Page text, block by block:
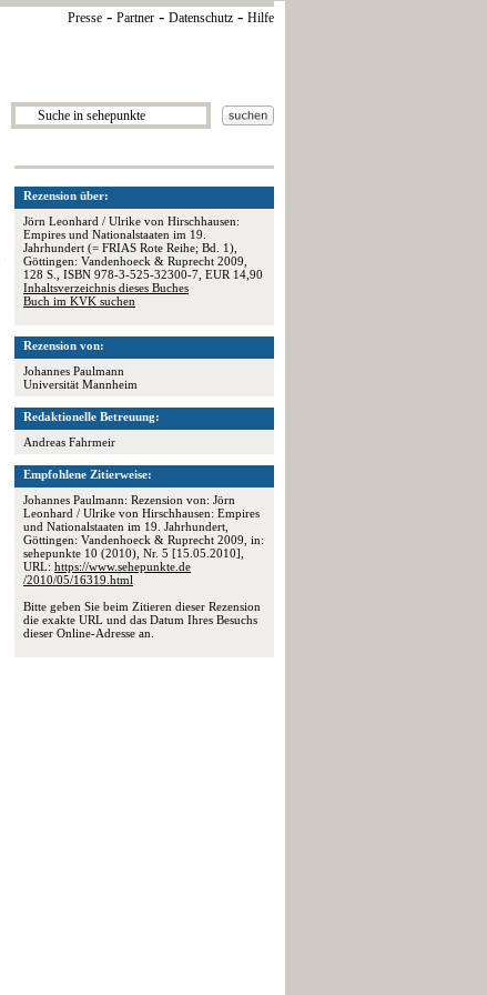
Presse - Partner - Datenschutz - Hilfe
Rezension über:
Jörn Leonhard / Ulrike von Hirschhausen:
Empires und Nationalstaaten im 19.
Jahrhundert (= FRIAS Rote Reihe; Bd. 1),
Göttingen: Vandenhoeck & Ruprecht 2009,
128 S., ISBN 978-3-525-32300-7, EUR 14,90
Inhaltsverzeichnis dieses Buches
Buch im KVK suchen
Rezension von:
Johannes Paulmann
Universität Mannheim
Redaktionelle Betreuung:
Andreas Fahrmeir
Empfohlene Zitierweise:
Johannes Paulmann: Rezension von: Jörn
Leonhard / Ulrike von Hirschhausen: Empires
und Nationalstaaten im 19. Jahrhundert,
Göttingen: Vandenhoeck & Ruprecht 2009, in:
sehepunkte 10 (2010), Nr. 5 [15.05.2010],
URL: https://www.sehepunkte.de
/2010/05/16319.html
Bitte geben Sie beim Zitieren dieser Rezension
die exakte URL und das Datum Ihres Besuchs
dieser Online-Adresse an.